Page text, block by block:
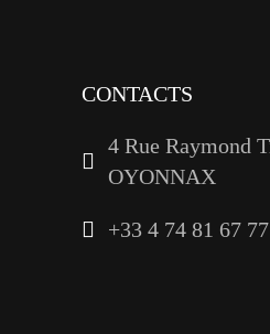
CONTACTS
4 Rue Raymond
OYONNAX
+33 4 74 81 67 77